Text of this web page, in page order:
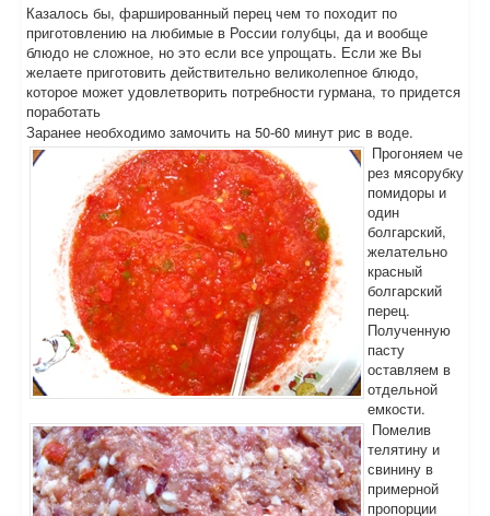
Казалось бы, фаршированный перец чем то походит по
приготовлению на любимые в России голубцы, да и вообще
блюдо не сложное, но это если все упрощать. Если же Вы
желаете приготовить действительно великолепное блюдо,
которое может удовлетворить потребности гурмана, то придется
поработать
Заранее необходимо замочить на 50-60 минут рис в воде.
Прогоняем че
рез мясорубку
помидоры и
один
болгарский,
желательно
красный
болгарский
перец.
Полученную
пасту
оставляем в
отдельной
емкости.
Помелив
телятину и
свинину в
примерной
пропорции